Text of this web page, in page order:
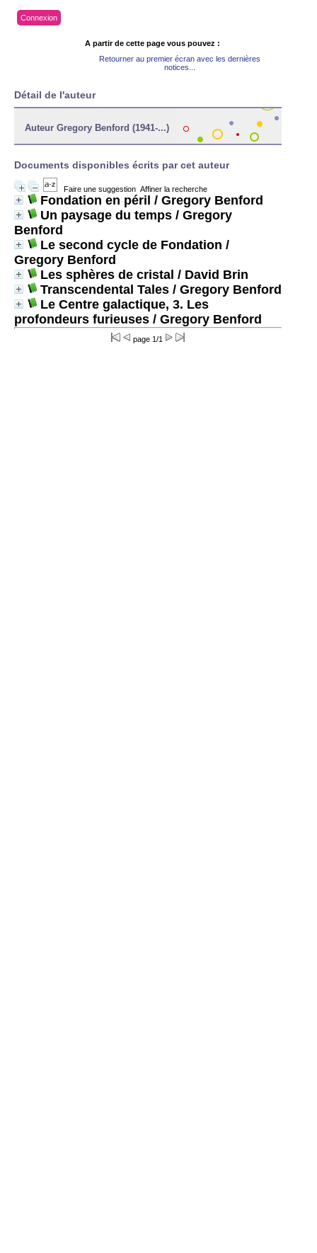
Connexion
A partir de cette page vous pouvez :
Retourner au premier écran avec les dernières
notices...
Détail de l'auteur
Auteur Gregory Benford (1941-...)
Documents disponibles écrits par cet auteur
Faire une suggestion Affiner la recherche
Fondation en péril / Gregory Benford
Un paysage du temps / Gregory
Benford
Le second cycle de Fondation /
Gregory Benford
Les sphères de cristal / David Brin
Transcendental Tales / Gregory Benford
Le Centre galactique, 3. Les
profondeurs furieuses / Gregory Benford
page 1/1